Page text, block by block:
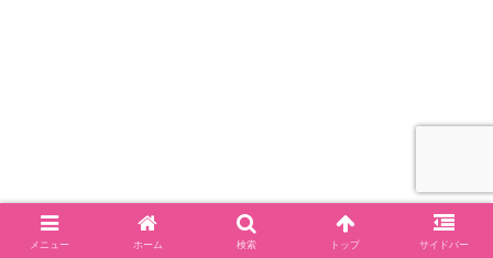
メニュー ホーム 検索 トップ サイドバー